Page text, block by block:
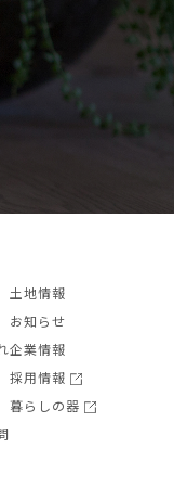
土地情報
お知らせ
企業情報
採用情報
暮らしの器